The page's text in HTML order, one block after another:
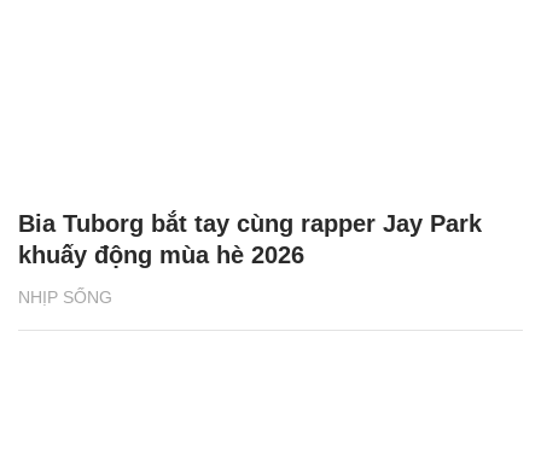
NHỊP SỐNG
Bia Tuborg bắt tay cùng rapper Jay Park
khuấy động mùa hè 2026